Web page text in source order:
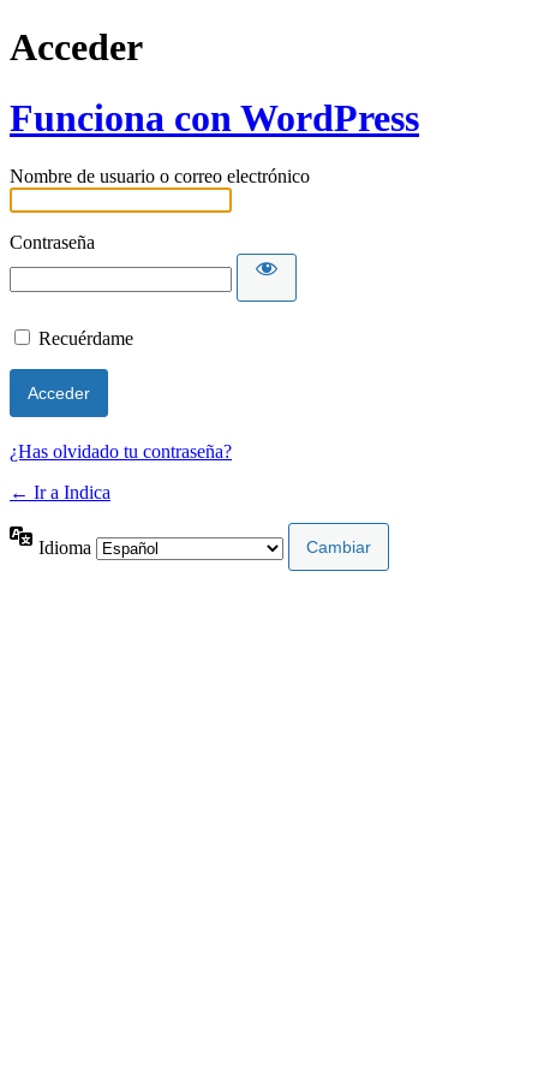
Acceder
Funciona con WordPress
Nombre de usuario o correo electrónico
Contraseña
Recuérdame
¿Has olvidado tu contraseña?
← Ir a Indica
Idioma